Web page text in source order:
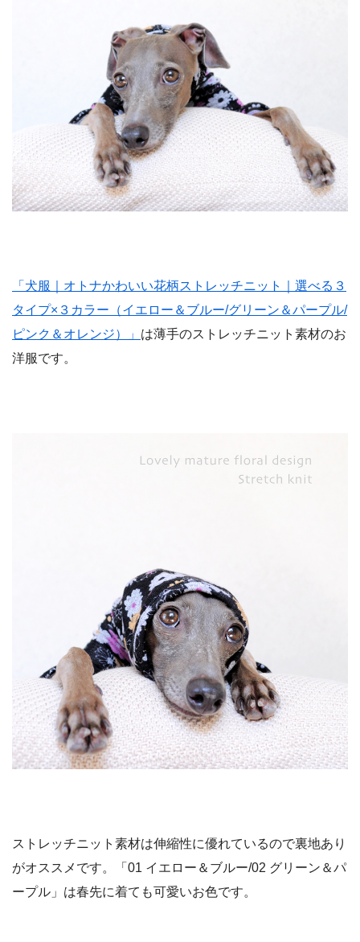
「犬服｜オトナかわいい花柄ストレッチニット｜選べる３
タイプ×３カラー（イエロー＆ブルー/グリーン＆パープル/
ピンク＆オレンジ）」 は薄手のストレッチニット素材のお
洋服です。
ストレッチニット素材は伸縮性に優れているので裏地あり
がオススメです。「01 イエロー＆ブルー/02 グリーン＆パ
ープル」は春先に着ても可愛いお色です。